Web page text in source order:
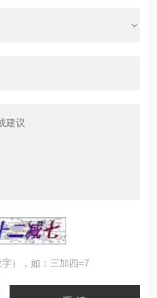
），如：三加四=7